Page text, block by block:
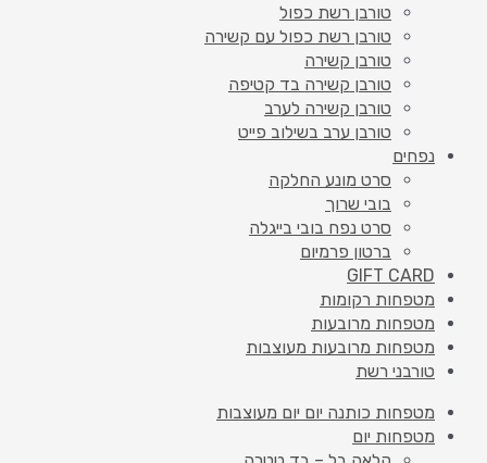
טורבן רשת כפול
טורבן רשת כפול עם קשירה
טורבן קשירה
טורבן קשירה בד קטיפה
טורבן קשירה לערב
טורבן ערב בשילוב פייט
נפחים
סרט מונע החלקה
בובי שרוך
סרט נפח בובי בייגלה
ברטון פרמיום
GIFT CARD
מטפחות רקומות
מטפחות מרובעות
מטפחות מרובעות מעוצבות
טורבני רשת
מטפחות כותנה יום יום מעוצבות
מטפחות יום